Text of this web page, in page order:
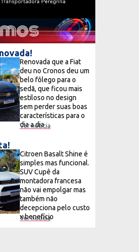
Renovada que a Fiat
deu no Cronos deu um
belo fôlego para o
sedã, que ficou mais
estiloso no design
sem perder suas boas
características para o
dia a dia
Ver notícia
Citroen Basalt Shine é
simples mas funcional.
SUV Cupê da
montadora francesa
não vai empolgar mas
também não
decepciona pelo custo
x benefício
Ver notícia